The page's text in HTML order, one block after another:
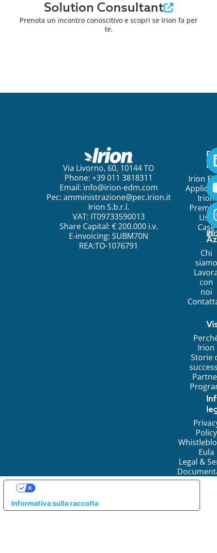
Solution Consultant
Prenota un incontro conoscitivo e scopri se Irion fa per
te.
Via Livorno, 60, 10144 TO
Phone: +39 011 3818311
Email: info@irion-edm.com
Pec: amministrazione@pec.irion.it
Irion S.b.r.l.
VAT: IT09733590013
Share Capital: € 200.000 i.v.
E-invoicing: SUBM70N
REA:TO-1076791
Irion
Irion
Use
Case
Chi
siamo
con
noi
Irion
Storie
Policy
Eula
Legal &
©
Informativa sulla raccolta